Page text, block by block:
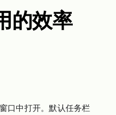
的效率
口中打开。默认任务栏